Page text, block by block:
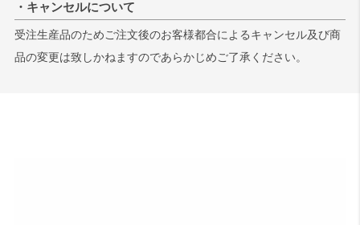
・キャンセルについて
受注生産品のためご注文後のお客様都合によるキャンセル及び商
品の変更は致しかねますのであらかじめご了承ください。